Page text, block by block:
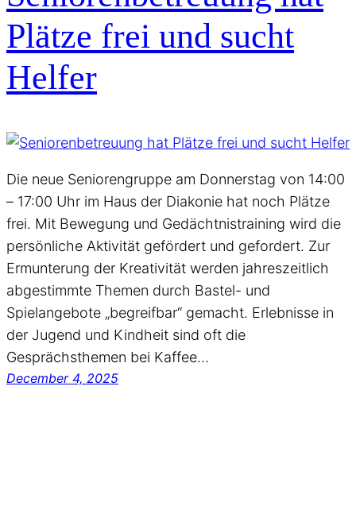
Plätze frei und sucht
Helfer
Die neue Seniorengruppe am Donnerstag von 14:00
– 17:00 Uhr im Haus der Diakonie hat noch Plätze
frei. Mit Bewegung und Gedächtnistraining wird die
persönliche Aktivität gefördert und gefordert. Zur
Ermunterung der Kreativität werden jahreszeitlich
abgestimmte Themen durch Bastel- und
Spielangebote „begreifbar“ gemacht. Erlebnisse in
der Jugend und Kindheit sind oft die
Gesprächsthemen bei Kaffee…
December 4, 2025